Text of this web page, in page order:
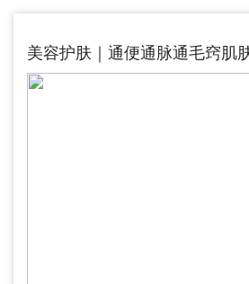
美容护肤｜通便通脉通毛窍肌